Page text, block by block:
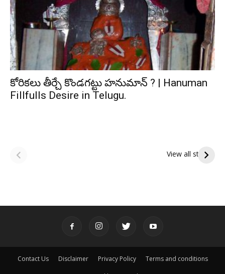
కోరికలు తీర్చే కొండగట్టు హనుమాన్ ? | Hanuman
Fillfulls Desire in Telugu.
View all stories
పితృదేవతల ఆశీర్వాదం
ఇంద్రకీలాద్రి గిరి ప్రదక్షిణ
Contact Us Disclaimer Privacy Policy Terms and conditions